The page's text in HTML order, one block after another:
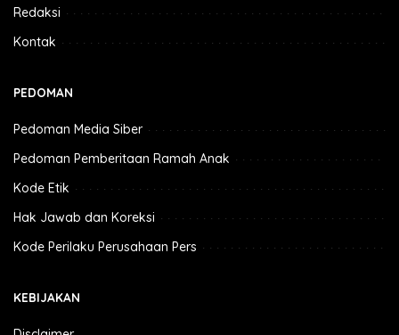
Redaksi
Kontak
PEDOMAN
Pedoman Media Siber
Pedoman Pemberitaan Ramah Anak
Kode Etik
Hak Jawab dan Koreksi
Kode Perilaku Perusahaan Pers
KEBIJAKAN